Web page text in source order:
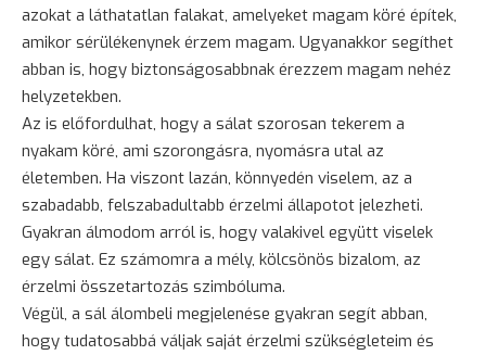
azokat a láthatatlan falakat, amelyeket magam köré építek,
amikor sérülékenynek érzem magam. Ugyanakkor segíthet
abban is, hogy biztonságosabbnak érezzem magam nehéz
helyzetekben.
Az is előfordulhat, hogy a sálat szorosan tekerem a
nyakam köré, ami szorongásra, nyomásra utal az
életemben. Ha viszont lazán, könnyedén viselem, az a
szabadabb, felszabadultabb érzelmi állapotot jelezheti.
Gyakran álmodom arról is, hogy valakivel együtt viselek
egy sálat. Ez számomra a mély, kölcsönös bizalom, az
érzelmi összetartozás szimbóluma.
Végül, a sál álombeli megjelenése gyakran segít abban,
hogy tudatosabbá váljak saját érzelmi szükségleteim és